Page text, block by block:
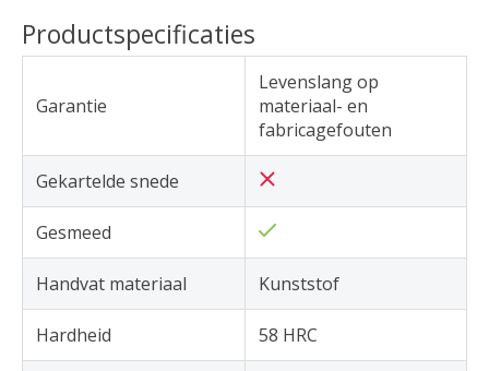
Productspecificaties
Garantie
Levenslang op
materiaal- en
fabricagefouten
Gekartelde snede
Gesmeed
Handvat materiaal Kunststof
Hardheid 58 HRC